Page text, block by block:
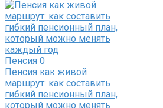
Пенсия 0
Пенсия как живой
маршрут: как составить
гибкий пенсионный план,
который можно менять